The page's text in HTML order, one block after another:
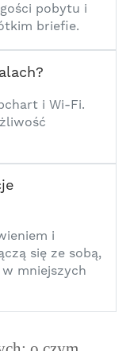
pobytu i
briefie.
i Wi-Fi.
i
się ze sobą,
mniejszych